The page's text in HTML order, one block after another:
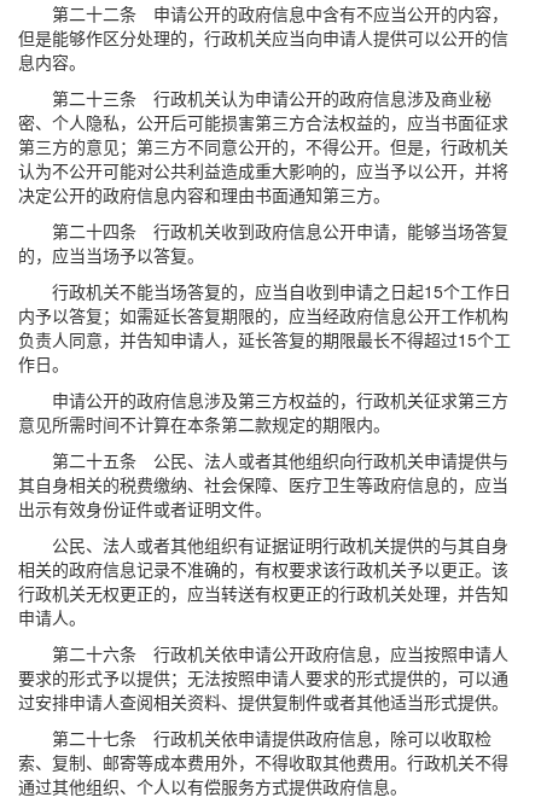
第二十二条 申请公开的政府信息中含有不应当公开的内容，
但是能够作区分处理的，行政机关应当向申请人提供可以公开的信
息内容。
第二十三条 行政机关认为申请公开的政府信息涉及商业秘
密、个人隐私，公开后可能损害第三方合法权益的，应当书面征求
第三方的意见；第三方不同意公开的，不得公开。但是，行政机关
认为不公开可能对公共利益造成重大影响的，应当予以公开，并将
决定公开的政府信息内容和理由书面通知第三方。
第二十四条 行政机关收到政府信息公开申请，能够当场答复
的，应当当场予以答复。
行政机关不能当场答复的，应当自收到申请之日起15个工作日
内予以答复；如需延长答复期限的，应当经政府信息公开工作机构
负责人同意，并告知申请人，延长答复的期限最长不得超过15个工
作日。
申请公开的政府信息涉及第三方权益的，行政机关征求第三方
意见所需时间不计算在本条第二款规定的期限内。
第二十五条 公民、法人或者其他组织向行政机关申请提供与
其自身相关的税费缴纳、社会保障、医疗卫生等政府信息的，应当
出示有效身份证件或者证明文件。
公民、法人或者其他组织有证据证明行政机关提供的与其自身
相关的政府信息记录不准确的，有权要求该行政机关予以更正。该
行政机关无权更正的，应当转送有权更正的行政机关处理，并告知
申请人。
第二十六条 行政机关依申请公开政府信息，应当按照申请人
要求的形式予以提供；无法按照申请人要求的形式提供的，可以通
过安排申请人查阅相关资料、提供复制件或者其他适当形式提供。
第二十七条 行政机关依申请提供政府信息，除可以收取检
索、复制、邮寄等成本费用外，不得收取其他费用。行政机关不得
通过其他组织、个人以有偿服务方式提供政府信息。